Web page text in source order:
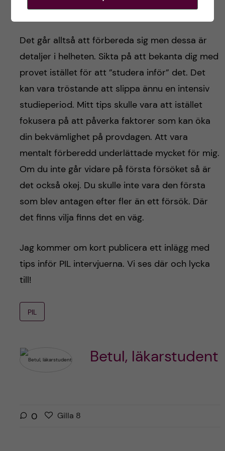
skrev inför intervjuerna.
Det går alltså att förbereda sig men dessa är
detaljer i helheten. Sikta på att bekanta dig med
provet istället för att ”studera inför” det. Det
kan vara tröstande att slippa ännu en intensiv
studieperiod. Mitt tips skulle vara att istället
fokusera på att påverka faktorer som kan öka
din bekvämlighet på provdagen. Att vara
mentalt förberedd underlättade mycket för mig.
Om du inte går vidare på första försöket så är
det också okej. Du skulle inte vara den första
som blev antagen efter fler än ett försök. Där
det finns vilja finns det en väg.
Jag kommer om kort publicera ett inlägg med
tips inför PIL intervjuerna. Vi ses där och lycka
till!
PIL
Betul, läkarstudent
0
G
Gilla 8g